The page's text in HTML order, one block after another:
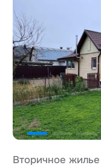
Вторичное жилье